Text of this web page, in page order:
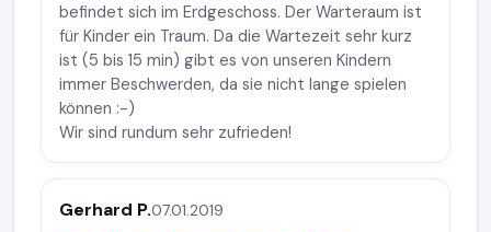
befindet sich im Erdgeschoss. Der Warteraum ist
für Kinder ein Traum. Da die Wartezeit sehr kurz
ist (5 bis 15 min) gibt es von unseren Kindern
immer Beschwerden, da sie nicht lange spielen
können :-)
Wir sind rundum sehr zufrieden!
Gerhard P.07.01.2019